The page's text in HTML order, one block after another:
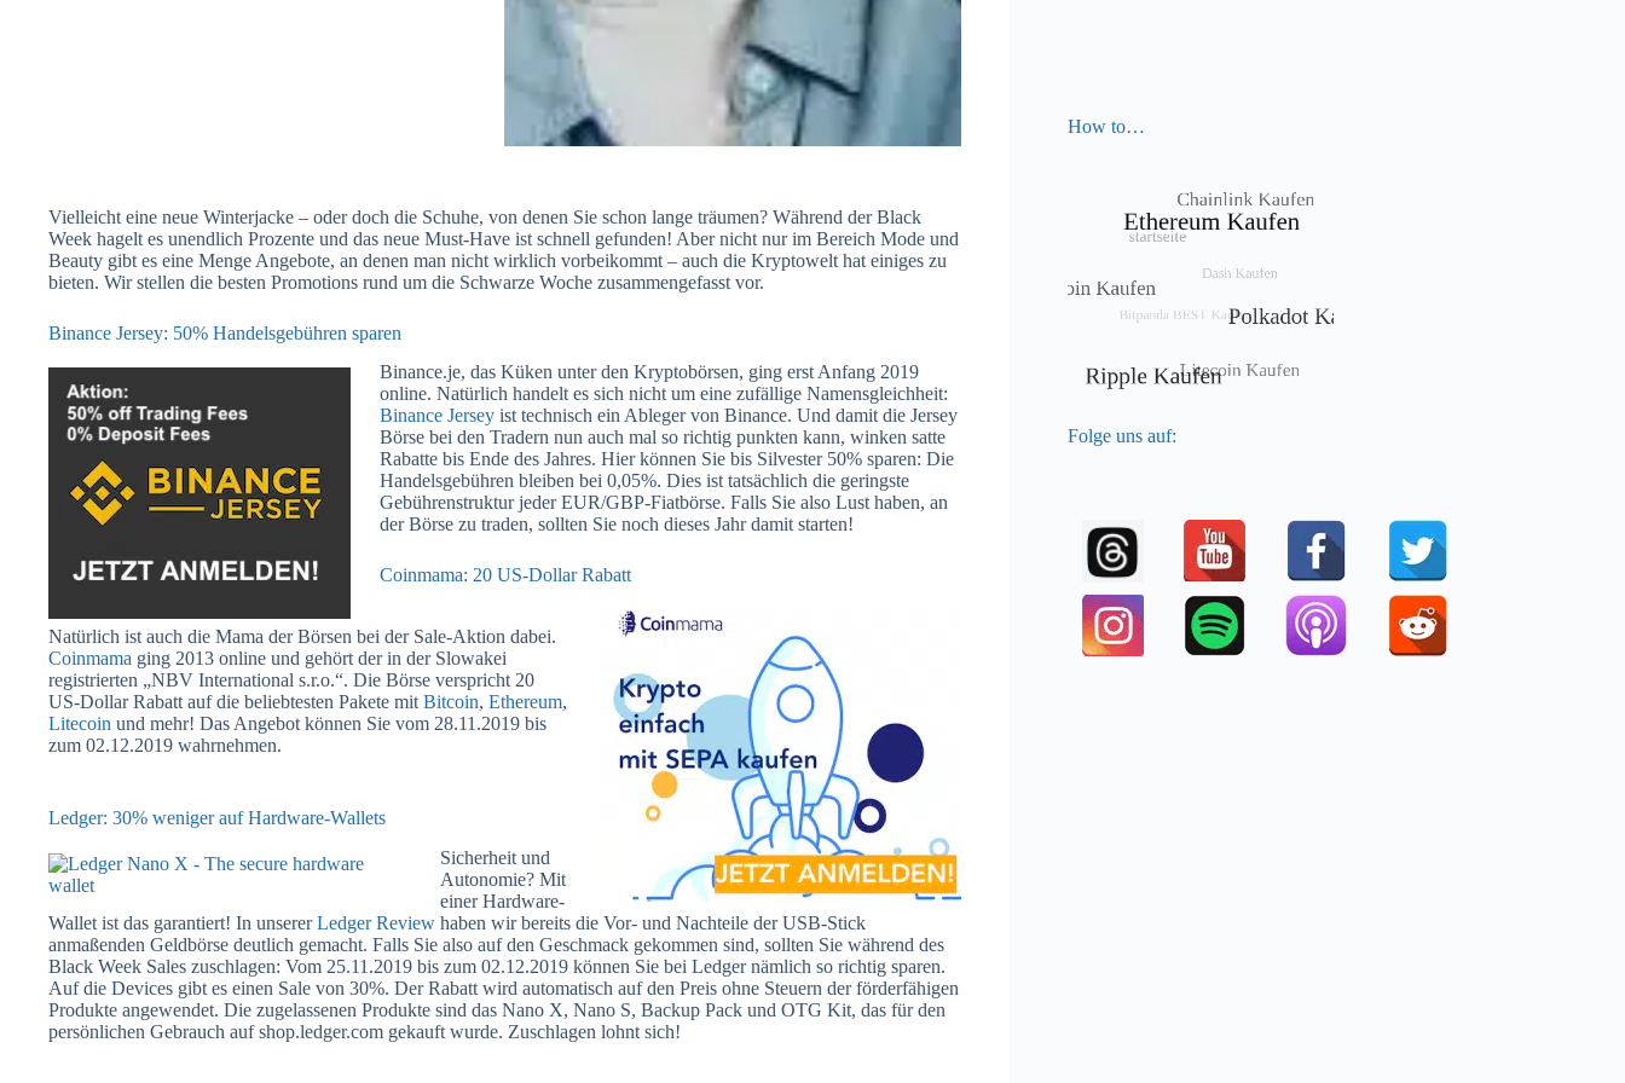
Vielleicht eine neue Winterjacke – oder doch die Schuhe, von denen Sie schon lange träumen? Während der Black
Week hagelt es unendlich Prozente und das neue Must-Have ist schnell gefunden! Aber nicht nur im Bereich Mode und
Beauty gibt es eine Menge Angebote, an denen man nicht wirklich vorbeikommt – auch die Kryptowelt hat einiges zu
bieten. Wir stellen die besten Promotions rund um die Schwarze Woche zusammengefasst vor.
Binance Jersey: 50% Handelsgebühren sparen
Binance.je, das Küken unter den Kryptobörsen, ging erst Anfang 2019
online. Natürlich handelt es sich nicht um eine zufällige Namensgleichheit:
Binance Jersey ist technisch ein Ableger von Binance. Und damit die Jersey
Börse bei den Tradern nun auch mal so richtig punkten kann, winken satte
Rabatte bis Ende des Jahres. Hier können Sie bis Silvester 50% sparen: Die
Handelsgebühren bleiben bei 0,05%. Dies ist tatsächlich die geringste
Gebührenstruktur jeder EUR/GBP-Fiatbörse. Falls Sie also Lust haben, an
der Börse zu traden, sollten Sie noch dieses Jahr damit starten!
Coinmama: 20 US-Dollar Rabatt
Natürlich ist auch die Mama der Börsen bei der Sale-Aktion dabei.
Coinmama ging 2013 online und gehört der in der Slowakei
registrierten „NBV International s.r.o.“. Die Börse verspricht 20
US-Dollar Rabatt auf die beliebtesten Pakete mit Bitcoin, Ethereum,
Litecoin und mehr! Das Angebot können Sie vom 28.11.2019 bis
zum 02.12.2019 wahrnehmen.
Ledger: 30% weniger auf Hardware-Wallets
Sicherheit und
Autonomie? Mit
einer Hardware-
Wallet ist das garantiert! In unsererLedger Review haben wir bereits die Vor- und Nachteile der USB-Stick
anmaßenden Geldbörse deutlich gemacht. Falls Sie also auf den Geschmack gekommen sind, sollten Sie während des
Black Week Sales zuschlagen: Vom 25.11.2019 bis zum 02.12.2019 können Sie bei Ledger nämlich so richtig sparen.
Auf die Devices gibt es einen Sale von 30%. Der Rabatt wird automatisch auf den Preis ohne Steuern der förderfähigen
Produkte angewendet. Die zugelassenen Produkte sind das Nano X, Nano S, Backup Pack und OTG Kit, das für den
persönlichen Gebrauch auf shop.ledger.com gekauft wurde. Zuschlagen lohnt sich!
How to…
Folge uns auf: